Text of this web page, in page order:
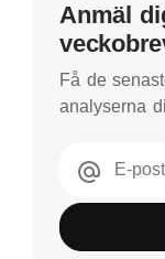
Anmäl
Få de
analyserna
E-